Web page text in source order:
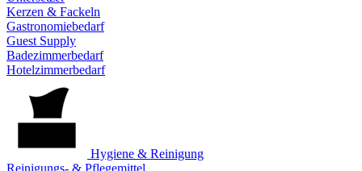
Kerzen & Fackeln
Gastronomiebedarf
Guest Supply
Badezimmerbedarf
Hotelzimmerbedarf
Hygiene & Reinigung